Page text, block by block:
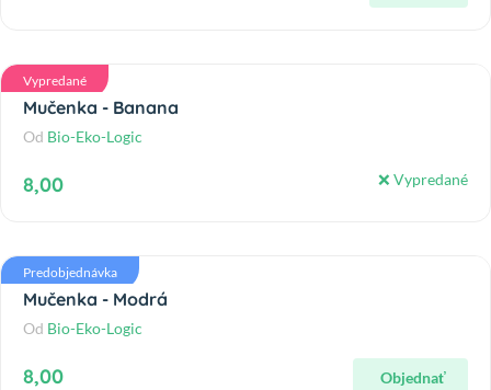
Vypredané
Mučenka - Banana
Od Bio-Eko-Logic
8,00 ❌ Vypredané
Predobjednávka
Mučenka - Modrá
Od Bio-Eko-Logic
8,00 Objednať